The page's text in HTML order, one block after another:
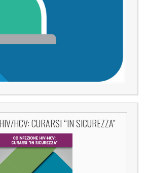
HCV: CURARSI “IN SICUREZZA”